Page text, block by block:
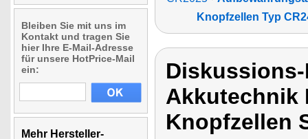
Bleiben Sie mit uns im
Kontakt und tragen Sie
hier Ihre E-Mail-Adresse
für unsere HotPrice-Mail
ein:
Mehr Hersteller-
Knopfzellen Typ
Akkutechnik
Knopfzellen